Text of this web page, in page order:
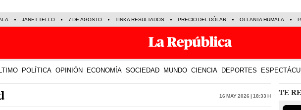
JANET TELLO 7 DE AGOSTO TINKA RESULTADOS PRECIO DEL DÓLAR OLLANTA HUMALA
POLÍTICA OPINIÓN ECONOMÍA SOCIEDAD MUNDO CIENCIA DEPORTES
16 May 2026 | 18:33 h TE